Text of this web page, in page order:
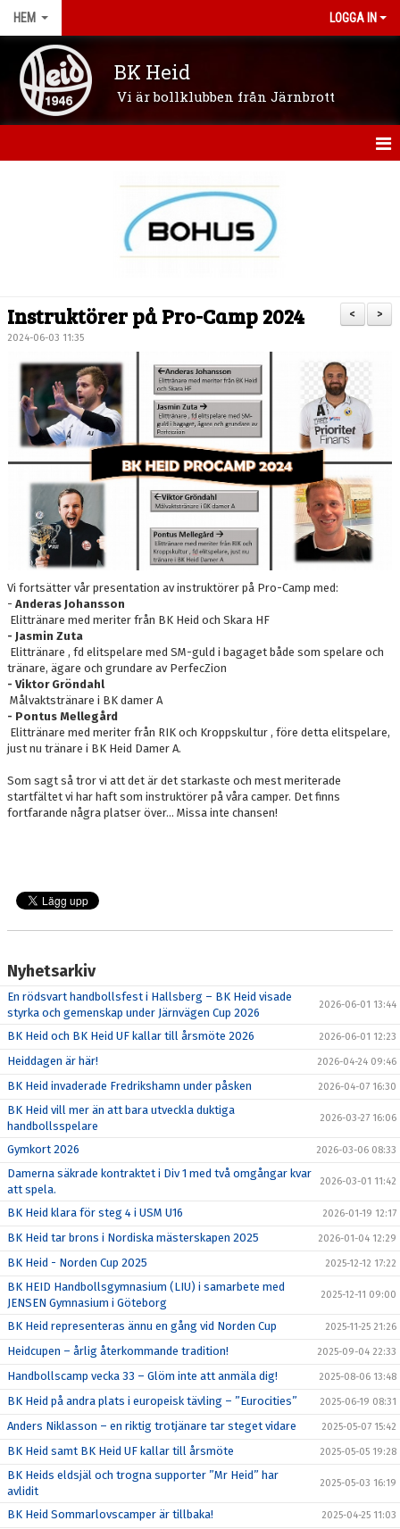
HEM LOGGA IN
BK Heid
Vi är bollklubben från Järnbrott
KONTAKT
KALENDER
DOKUMENT
NYFIKEN PÅ HANDBOLL
HEID CUPEN
STÖTTA BK HEID - BLI MEDLEM!
HANDBOLLSGYMNASIUM
DIGITALT MATCHPROGRAM
>
<
Instruktörer på Pro-Camp 2024
2024-06-03 11:35
Vi fortsätter vår presentation av instruktörer på Pro-Camp med:
- Anderas Johansson
Elittränare med meriter från BK Heid och Skara HF
- Jasmin Zuta
Elittränare , fd elitspelare med SM-guld i bagaget både som spelare och
tränare, ägare och grundare av PerfecZion
- Viktor Gröndahl
Målvaktstränare i BK damer A
- Pontus Mellegård
Elittränare med meriter från RIK och Kroppskultur , före detta elitspelare,
just nu tränare i BK Heid Damer A.
Som sagt så tror vi att det är det starkaste och mest meriterade
startfältet vi har haft som instruktörer på våra camper. Det finns
fortfarande några platser över... Missa inte chansen!
Nyhetsarkiv
En rödsvart handbollsfest i Hallsberg – BK Heid visade
styrka och gemenskap under Järnvägen Cup 2026
2026-06-01 13:44
BK Heid och BK Heid UF kallar till årsmöte 2026 2026-06-01 12:23
Heiddagen är här! 2026-04-24 09:46
BK Heid invaderade Fredrikshamn under påsken 2026-04-07 16:30
BK Heid vill mer än att bara utveckla duktiga
handbollsspelare
2026-03-27 16:06
Gymkort 2026 2026-03-06 08:33
Damerna säkrade kontraktet i Div 1 med två omgångar kvar
att spela.
2026-03-01 11:42
BK Heid klara för steg 4 i USM U16 2026-01-19 12:17
BK Heid tar brons i Nordiska mästerskapen 2025 2026-01-04 12:29
BK Heid - Norden Cup 2025 2025-12-12 17:22
BK HEID Handbollsgymnasium (LIU) i samarbete med
JENSEN Gymnasium i Göteborg
2025-12-11 09:00
BK Heid representeras ännu en gång vid Norden Cup 2025-11-25 21:26
Heidcupen – årlig återkommande tradition! 2025-09-04 22:33
Handbollscamp vecka 33 – Glöm inte att anmäla dig! 2025-08-06 13:48
BK Heid på andra plats i europeisk tävling – ”Eurocities” 2025-06-19 08:31
Anders Niklasson – en riktig trotjänare tar steget vidare 2025-05-07 15:42
BK Heid samt BK Heid UF kallar till årsmöte 2025-05-05 19:28
BK Heids eldsjäl och trogna supporter ”Mr Heid” har
avlidit
2025-05-03 16:19
BK Heid Sommarlovscamper är tillbaka! 2025-04-25 11:03